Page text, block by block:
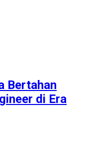
Bertahan
di Era